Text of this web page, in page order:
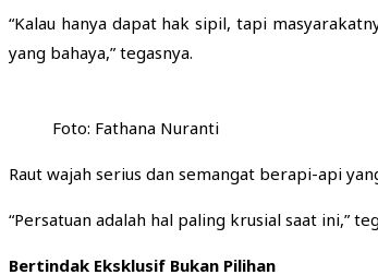
“Kalau hanya dapat hak sipil, tapi
yang bahaya,” tegasnya.
Foto: Fathana Nuranti
Raut wajah serius dan semangat berapi-api
“Persatuan adalah hal paling krusial saat ini,”
Bertindak Eksklusif Bukan Pilihan